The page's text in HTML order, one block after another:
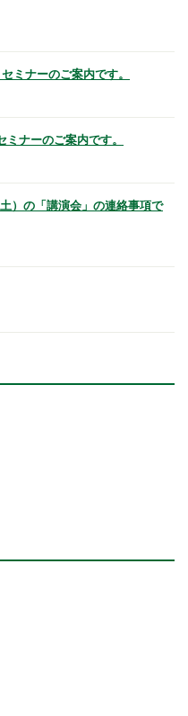
ミナーのご案内です。
ナーのご案内です。
）の「講演会」の連絡事項で